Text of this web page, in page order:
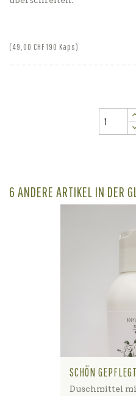
(49,00 CHF 190 Kaps)
6 ANDERE ARTIKEL IN DER
SCHÖN
Duschmittel